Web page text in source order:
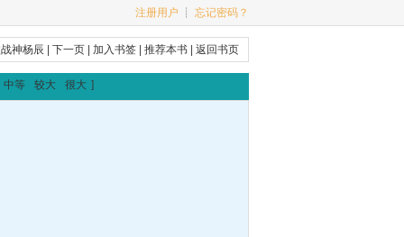
注册用户 ┊ 忘记密码？
神杨辰 |下一页 |加入书签 |推荐本书 |返回书页
中等 较大 很大 ]